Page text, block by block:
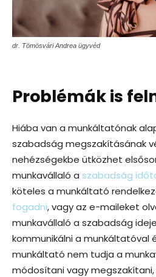
dr. Tömösvári Andrea ügyvéd
Problémák is
Hiába van a munkáltatónak
szabadság megszakításának
nehézségekbe ütközhet
munkavállaló a szabadság
köteles a munkáltató
fogadni, vagy az e-maileket
munkavállaló a szabadság
kommunikálni a munkáltatóval
munkáltató nem tudja a
módosítani vagy